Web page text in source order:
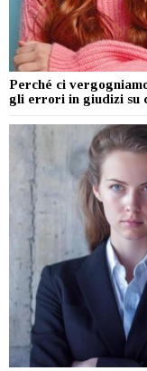
Perché ci
gli errori in giudizi su